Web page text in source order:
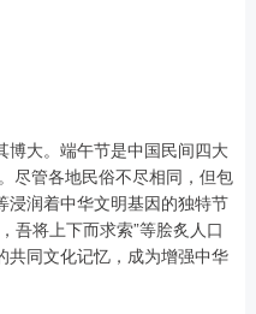
博大。端午节是中国民间四大
尽管各地民俗不尽相同，但包
浸润着中华文明基因的独特节
吾将上下而求索”等脍炙人口
共同文化记忆，成为增强中华